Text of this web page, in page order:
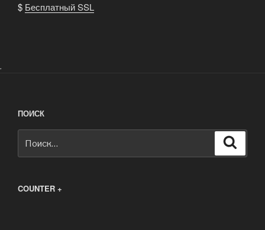
$ Бесплатный SSL
.
ПОИСК
COUNTER +